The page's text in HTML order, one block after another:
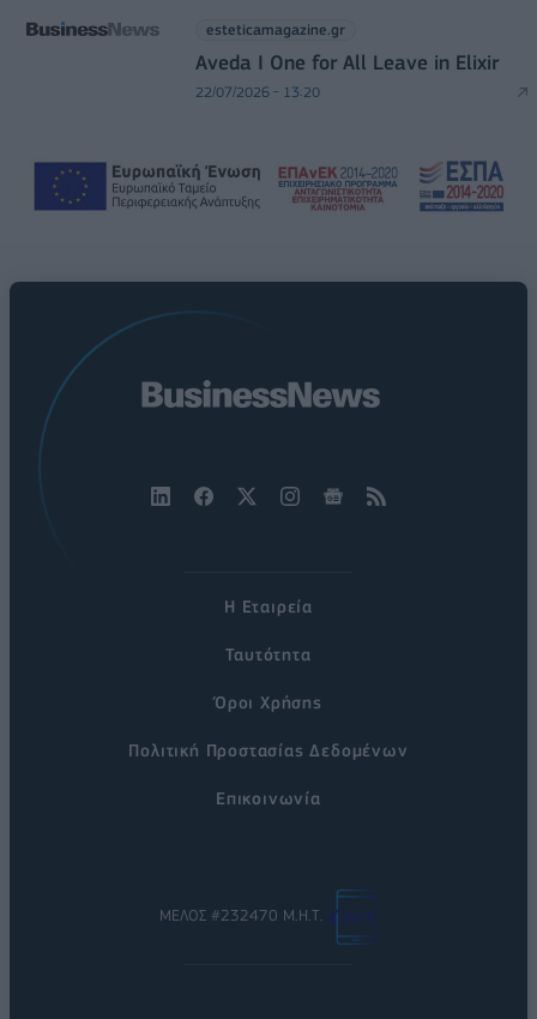
esteticamagazine.gr
Aveda I One for All Leave in Elixir
22/07/2026 - 13:20
Η Εταιρεία
Ταυτότητα
Όροι Χρήσης
Πολιτική Προστασίας Δεδομένων
Επικοινωνία
ΜΕΛΟΣ #232470 Μ.Η.Τ.